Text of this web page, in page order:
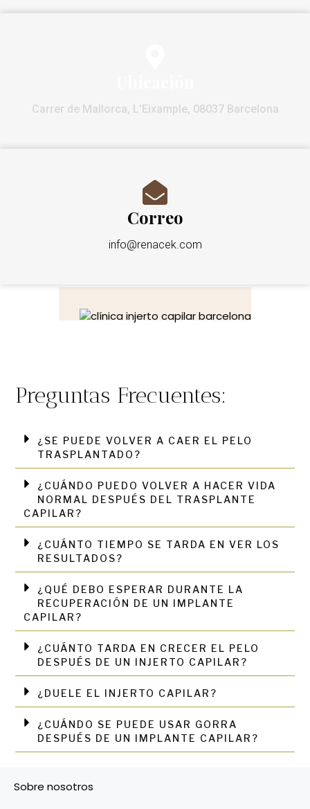
Carrer de Mallorca, L'Eixample, 08037 Barcelona
Correo
info@renacek.com
Preguntas Frecuentes:
¿SE PUEDE VOLVER A CAER EL PELO
TRASPLANTADO?
¿CUÁNDO PUEDO VOLVER A HACER VIDA
NORMAL DESPUÉS DEL TRASPLANTE
CAPILAR?
¿CUÁNTO TIEMPO SE TARDA EN VER LOS
RESULTADOS?
¿QUÉ DEBO ESPERAR DURANTE LA
RECUPERACIÓN DE UN IMPLANTE
CAPILAR?
¿CUÁNTO TARDA EN CRECER EL PELO
DESPUÉS DE UN INJERTO CAPILAR?
¿DUELE EL INJERTO CAPILAR?
¿CUÁNDO SE PUEDE USAR GORRA
DESPUÉS DE UN IMPLANTE CAPILAR?
Sobre nosotros